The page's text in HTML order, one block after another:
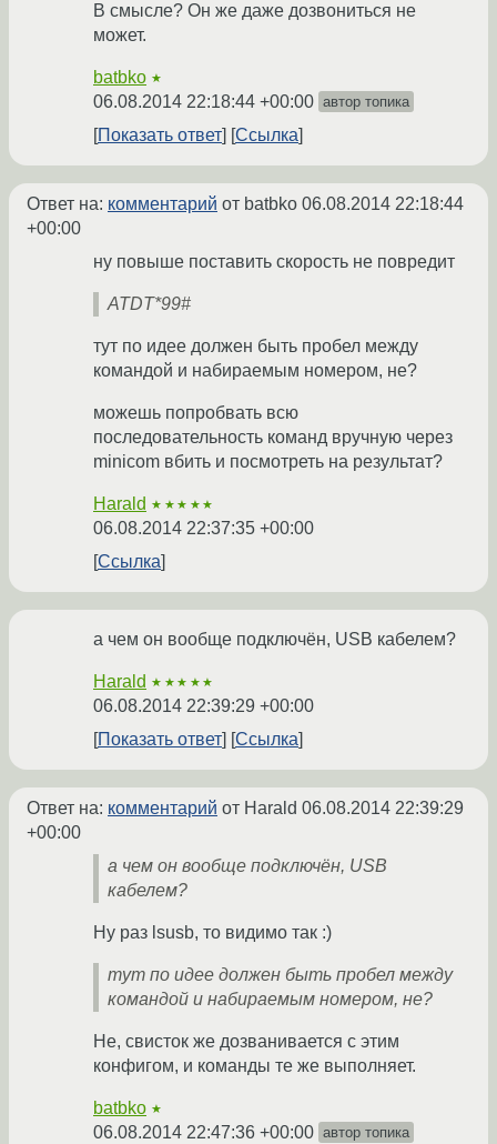
В смысле? Он же даже дозвониться не
может.
batbko ★
06.08.2014 22:18:44 +00:00 автор топика
Показать ответ Ссылка
Ответ на: комментарий от batbko 06.08.2014 22:18:44
+00:00
ну повыше поставить скорость не повредит
ATDT*99#
тут по идее должен быть пробел между
командой и набираемым номером, не?
можешь попробвать всю
последовательность команд вручную через
minicom вбить и посмотреть на результат?
Harald ★★★★★
06.08.2014 22:37:35 +00:00
Ссылка
а чем он вообще подключён, USB кабелем?
Harald ★★★★★
06.08.2014 22:39:29 +00:00
Показать ответ
Ссылка
Ответ на: комментарий от Harald 06.08.2014 22:39:29
+00:00
а чем он вообще подключён, USB
кабелем?
Ну раз lsusb, то видимо так :)
тут по идее должен быть пробел между
командой и набираемым номером, не?
Не, свисток же дозванивается с этим
конфигом, и команды те же выполняет.
batbko ★
06.08.2014 22:47:36 +00:00 автор топика